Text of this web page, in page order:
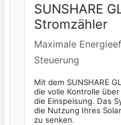
SUNSHARE
Stromzähler
Maximale
Steuerung
Mit dem SUNSHARE
die volle Kontrolle
die Einspeisung. Das
die Nutzung Ihres
zu senken.